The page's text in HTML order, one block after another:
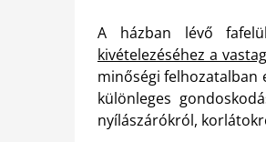
A házban lévő
kivételezéséhez a
minőségi felhozatalban
különleges
nyílászárókról,